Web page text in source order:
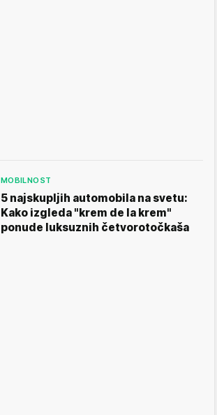
MOBILNOST
5 najskupljih automobila na svetu:
Kako izgleda "krem de la krem"
ponude luksuznih četvorotočkaša